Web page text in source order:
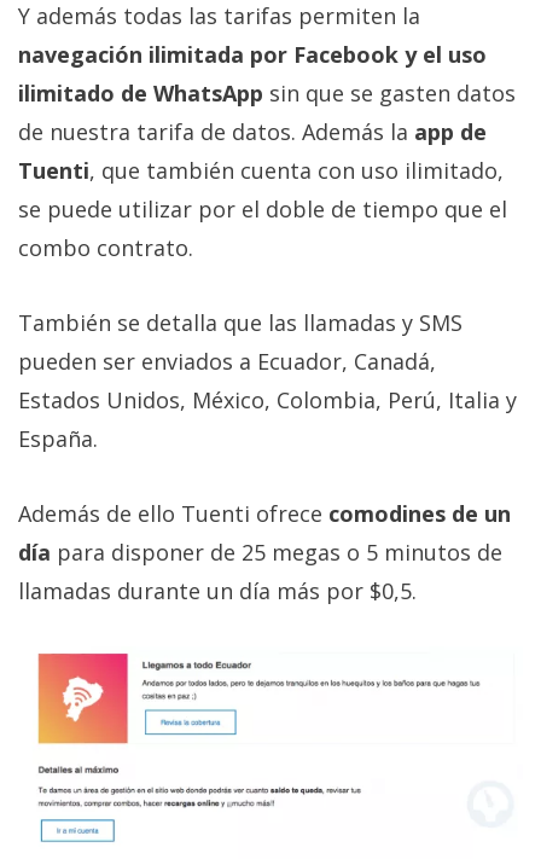
comunicación
digital donde
encontrarás
todas las
tecnología,
móviles,
ordenadores,
apps,
informática,
videojuegos,
tutoriales.
El Grupo
Informático
(CC) 2006-
2026.Algunos
derechos
Y además todas las tarifas permiten la
navegación ilimitada por Facebook y el uso
ilimitado de WhatsApp sin que se gasten datos
de nuestra tarifa de datos. Además la app de
Tuenti, que también cuenta con uso ilimitado,
se puede utilizar por el doble de tiempo que el
combo contrato.
También se detalla que las llamadas y SMS
pueden ser enviados a Ecuador, Canadá,
Estados Unidos, México, Colombia, Perú, Italia y
España.
Además de ello Tuenti ofrece comodines de un
día para disponer de 25 megas o 5 minutos de
llamadas durante un día más por $0,5.